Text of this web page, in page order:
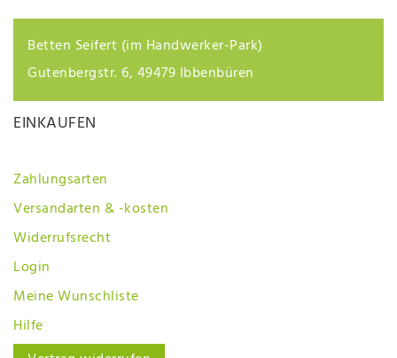
Betten Seifert (im Handwerker-Park)
Gutenbergstr. 6, 49479 Ibbenbüren
EINKAUFEN
Zahlungsarten
Versandarten & -kosten
Widerrufsrecht
Login
Meine Wunschliste
Hilfe